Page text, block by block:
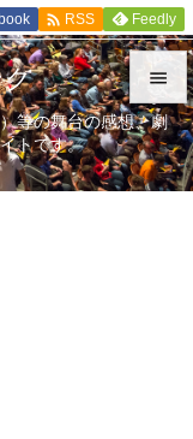


メニュ

 RSS Feedly
等の舞台の感想、劇
トです。